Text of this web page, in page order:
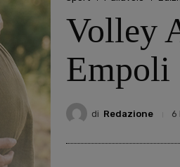
Volley
Empoli
di Redazione 6